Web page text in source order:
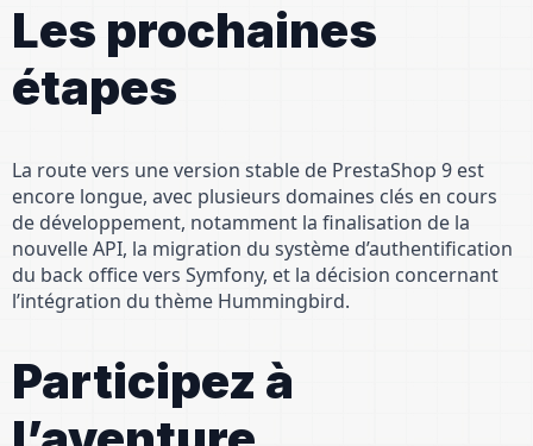
Les prochaines
étapes
La route vers une version stable de PrestaShop 9 est
encore longue, avec plusieurs domaines clés en cours
de développement, notamment la finalisation de la
nouvelle API, la migration du système d’authentification
du back office vers Symfony, et la décision concernant
l’intégration du thème Hummingbird.
Participez à